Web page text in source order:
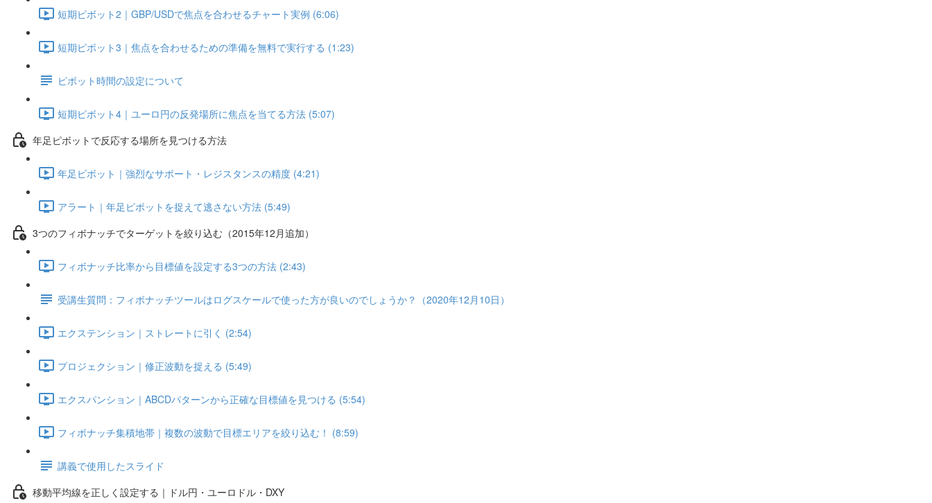
短期ピボット2｜GBP/USDで焦点を合わせるチャート実例 (6:06)
短期ピボット3｜焦点を合わせるための準備を無料で実行する (1:23)
ピボット時間の設定について
短期ピボット4｜ユーロ円の反発場所に焦点を当てる方法 (5:07)
年足ピボットで反応する場所を見つける方法
年足ピボット｜強烈なサポート・レジスタンスの精度 (4:21)
アラート｜年足ピボットを捉えて逃さない方法 (5:49)
3つのフィボナッチでターゲットを絞り込む（2015年12月追加）
フィボナッチ比率から目標値を設定する3つの方法 (2:43)
受講生質問：フィボナッチツールはログスケールで使った方が良いのでしょうか？（2020年12月10日）
エクステンション｜ストレートに引く (2:54)
プロジェクション｜修正波動を捉える (5:49)
エクスパンション｜ABCDパターンから正確な目標値を見つける (5:54)
フィボナッチ集積地帯｜複数の波動で目標エリアを絞り込む！ (8:59)
講義で使用したスライド
移動平均線を正しく設定する｜ドル円・ユーロドル・DXY